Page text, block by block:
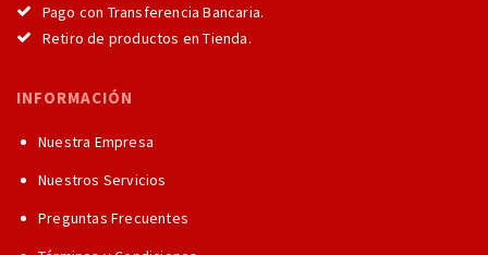
Pago con Transferencia Bancaria.
Retiro de productos en Tienda.
INFORMACIÓN
Nuestra Empresa
Nuestros Servicios
Preguntas Frecuentes